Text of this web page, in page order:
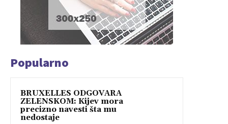
Popularno
BRUXELLES ODGOVARA
ZELENSKOM: Kijev mora
precizno navesti šta mu
nedostaje